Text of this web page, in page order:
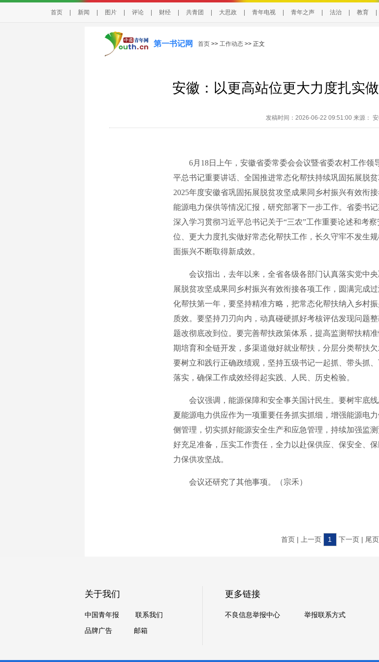
首页 新闻 图片 评论 财经 共青团 大思政 青年电视 青年之声 法治 教育
第一书记网 首页 >> 工作动态 >> 正文
安徽：以更高站位更大力度扎实
发稿时间：2026-06-22 09:51:00 来源：
6月18日上午，安徽省委常委会会议暨省委农村工作领
平总书记重要讲话、全国推进常态化帮扶持续巩固拓展脱
2025年度安徽省巩固拓展脱贫攻坚成果同乡村振兴有效衔
能源电力保供等情况汇报，研究部署下一步工作。省委书
深入学习贯彻习近平总书记关于“三农”工作重要论述和考
位、更大力度扎实做好常态化帮扶工作，长久守牢不发生
面振兴不断取得新成效。
会议指出，去年以来，全省各级各部门认真落实党中央
展脱贫攻坚成果同乡村振兴有效衔接各项工作，圆满完成
化帮扶第一年，要坚持精准方略，把常态化帮扶纳入乡村
质效。要坚持刀刃向内，动真碰硬抓好考核评估发现问题
题改彻底改到位。要完善帮扶政策体系，提高监测帮扶精
期培育和全链开发，多渠道做好就业帮扶，分层分类帮扶
要树立和践行正确政绩观，坚持五级书记一起抓、带头抓
落实，确保工作成效经得起实践、人民、历史检验。
会议强调，能源保障和安全事关国计民生。要树牢底线
夏能源电力供应作为一项重要任务抓实抓细，增强能源电
侧管理，切实抓好能源安全生产和应急管理，持续加强监
好充足准备，压实工作责任，全力以赴保供应、保安全、
力保供攻坚战。
会议还研究了其他事项。（宗禾）
首页 | 上一页 1 下一页 | 尾页
关于我们
中国青年报
联系我们
品牌广告
邮箱
更多链接
不良信息举报中心 举报联系方式